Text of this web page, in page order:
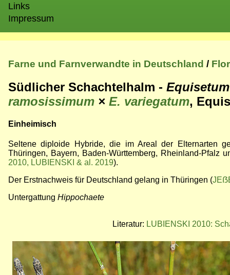
Links
Impressum
Farne und Farnverwandte in Deutschland /
Südlicher Schachtelhalm -
ramosissimum × E. variegatum,
Einheimisch
Seltene diploide Hybride, die im Areal der Elternarten
Thüringen, Bayern, Baden-Württemberg, Rheinland-Pfalz
2010, LUBIENSKI & al. 2019).
Der Erstnachweis für Deutschland gelang in Thüringen (JEẞ
Untergattung Hippochaete
Literatur: LUBIENSKI 2010:
Bild